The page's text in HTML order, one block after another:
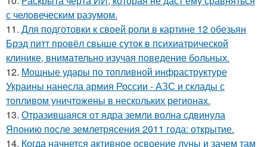
с человеческим разумом.
11. Для подготовки к своей роли в картине 12 обезьян
Брэд питт провёл свыше суток в психиатрической
клинике, внимательно изучая поведение больных.
12. Мощные удары по топливной инфраструктуре
Украины нанесла армия России - АЗС и склады с
топливом уничтожены в нескольких регионах.
13. Отразившаяся от ядра земли волна сдвинула
Японию после землетрясения 2011 года: открытие.
14. Когда начнется активное освоение луны и зачем там